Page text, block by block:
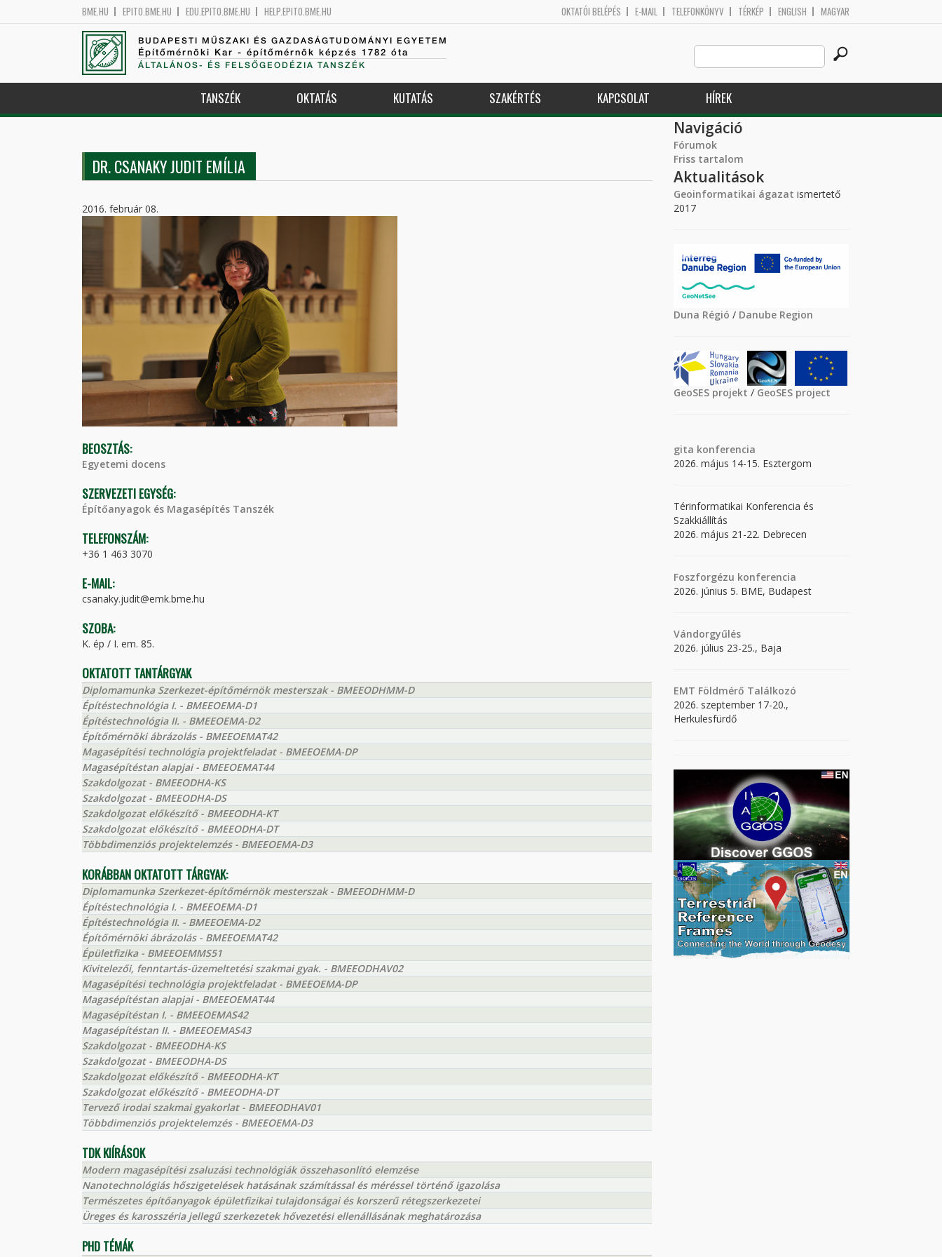
BME.HU EPITO.BME.HU EDU.EPITO.BME.HU HELP.EPITO.BME.HU OKTATÓI BELÉPÉS E-MAIL TELEFONKÖNYV TÉRKÉP ENGLISH MAGYAR
BUDAPESTI MŰSZAKI ÉS GAZDASÁGTUDOMÁNYI EGYETEM
Építőmérnöki Kar - építőmérnök képzés 1782 óta
ÁLTALÁNOS- ÉS FELSŐGEODÉZIA TANSZÉK
Search
this
site
TANSZÉK OKTATÁS KUTATÁS SZAKÉRTÉS KAPCSOLAT HÍREK
DR. CSANAKY JUDIT EMÍLIA
2016. február 08.
BEOSZTÁS:
Egyetemi docens
SZERVEZETI EGYSÉG:
Építőanyagok és Magasépítés Tanszék
TELEFONSZÁM:
+36 1 463 3070
E-MAIL:
csanaky.judit@emk.bme.hu
SZOBA:
K. ép / I. em. 85.
OKTATOTT TANTÁRGYAK
Diplomamunka Szerkezet-építőmérnök mesterszak - BMEEODHMM-D
Építéstechnológia I. - BMEEOEMA-D1
Építéstechnológia II. - BMEEOEMA-D2
Építőmérnöki ábrázolás - BMEEOEMAT42
Magasépítési technológia projektfeladat - BMEEOEMA-DP
Magasépítéstan alapjai - BMEEOEMAT44
Szakdolgozat - BMEEODHA-KS
Szakdolgozat - BMEEODHA-DS
Szakdolgozat előkészítő - BMEEODHA-KT
Szakdolgozat előkészítő - BMEEODHA-DT
Többdimenziós projektelemzés - BMEEOEMA-D3
KORÁBBAN OKTATOTT TÁRGYAK:
Diplomamunka Szerkezet-építőmérnök mesterszak - BMEEODHMM-D
Építéstechnológia I. - BMEEOEMA-D1
Építéstechnológia II. - BMEEOEMA-D2
Építőmérnöki ábrázolás - BMEEOEMAT42
Épületfizika - BMEEOEMMS51
Kivitelezői, fenntartás-üzemeltetési szakmai gyak. - BMEEODHAV02
Magasépítési technológia projektfeladat - BMEEOEMA-DP
Magasépítéstan alapjai - BMEEOEMAT44
Magasépítéstan I. - BMEEOEMAS42
Magasépítéstan II. - BMEEOEMAS43
Szakdolgozat - BMEEODHA-KS
Szakdolgozat - BMEEODHA-DS
Szakdolgozat előkészítő - BMEEODHA-KT
Szakdolgozat előkészítő - BMEEODHA-DT
Tervező irodai szakmai gyakorlat - BMEEODHAV01
Többdimenziós projektelemzés - BMEEOEMA-D3
TDK KIÍRÁSOK
Modern magasépítési zsaluzási technológiák összehasonlító elemzése
Nanotechnológiás hőszigetelések hatásának számítással és méréssel történő igazolása
Természetes építőanyagok épületfizikai tulajdonságai és korszerű rétegszerkezetei
Üreges és karosszéria jellegű szerkezetek hővezetési ellenállásának meghatározása
PHD TÉMÁK
Navigáció
Fórumok
Friss tartalom
Aktualitások
Geoinformatikai ágazat ismertető
2017
Duna Régió / Danube Region
GeoSES projekt / GeoSES project
gita konferencia
2026. május 14-15. Esztergom
Térinformatikai Konferencia és
Szakkiállítás
2026. május 21-22. Debrecen
Foszforgézu konferencia
2026. június 5. BME, Budapest
Vándorgyűlés
2026. július 23-25., Baja
EMT Földmérő Találkozó
2026. szeptember 17-20.,
Herkulesfürdő